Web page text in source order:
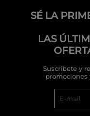
SÉ LA
LAS
Suscríbete y